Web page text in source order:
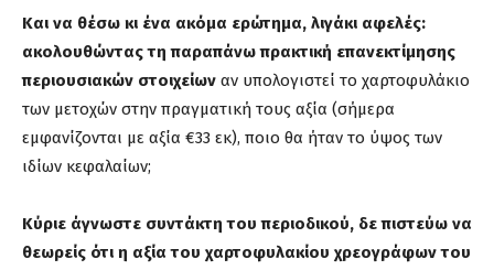
Και να θέσω κι ένα ακόμα ερώτημα, λιγάκι αφελές:
ακολουθώντας τη παραπάνω πρακτική επανεκτίμησης
περιουσιακών στοιχείων αν υπολογιστεί το χαρτοφυλάκιο
των μετοχών στην πραγματική τους αξία (σήμερα
εμφανίζονται με αξία €33 εκ), ποιο θα ήταν το ύψος των
ιδίων κεφαλαίων;
Κύριε άγνωστε συντάκτη του περιοδικού, δε πιστεύω να
θεωρείς ότι η αξία του χαρτοφυλακίου χρεογράφων του